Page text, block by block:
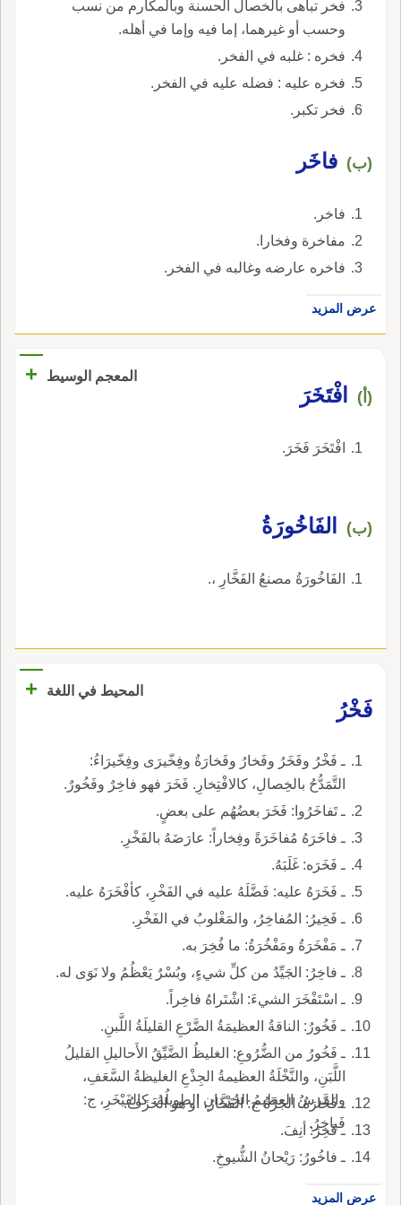
فخر تباهى بالخصال الحسنة وبالمكارم من نسب
وحسب أو غيرهما، إما فيه وإما في أهله.
فخره : غلبه في الفخر.
فخره عليه : فضله عليه في الفخر.
فخر تكبر.
(ب) فاخَر
فاخر.
مفاخرة وفخارا.
فاخره عارضه وغالبه في الفخر.
عرض المزيد
المعجم الوسيط +
(أ) افْتَخَرَ
افْتَخَرَ فَخَرَ.
(ب) الفَاخُورَةُ
الفَاخُورَةُ مصنعُ الفَخَّارِ ،.
المحيط في اللغة
+
فَخْرُ
ـ فَخْرُ وفَخَرُ وفَخارُ وفَخارَةُ وفِخّيرَى وفِخّيرَاءُ:
التَّمَدُّحُ بالخِصالِ، كالافْتِخارِ. فَخَرَ فهو فاخِرٌ وفَخُورٌ.
ـ تَفاخَرُوا: فَخَرَ بعضُهُم على بعضٍ.
ـ فاخَرَهُ مُفاخَرَةً وفِخاراً: عارَضَهُ بالفَخْرِ.
ـ فَخَرَه: غَلَبَهُ.
ـ فَخَرَهُ عليه: فَضَّلَهُ عليه في الفَخْرِ، كأفْخَرَهُ عليه.
ـ فَخِيرُ: المُفاخِرُ، والمَغْلوبُ في الفَخْرِ.
ـ مَفْخَرَةُ ومَفْخُرَةُ: ما فُخِرَ به.
ـ فاخِرُ: الجَيِّدُ من كلِّ شيءٍ، وبُسْرٌ يَعْظُمُ ولا نَوَى له.
ـ اسْتَفْخَرَ الشيءَ: اشْتَراهُ فاخِراً.
ـ فَخُورُ: الناقةُ العظيمَةُ الضَّرْعِ القليلَةُ اللَّبنِ.
ـ فَخُورُ من الضُّرُوعِ: الغليظُ الضَّيِّقُ الأَحاليلِ القليلُ
اللَّبَنِ، والنَّخْلَةُ العظيمةُ الجِذْعِ الغليظةُ السَّعَفِ،
والفرسُ العظيمُ الجُرْدانِ الطويلُهُ، كالفَيْخَرِ، ج:
فَياخِرُ.
ـ فَخَّارَةُ: الجَرَّةُ ج: الفَخَّارُ، أو هو الخَزَفُ.
ـ فَخِرَ: أنِفَ.
ـ فاخُورُ: رَيْحانُ الشُّيوخِ.
عرض المزيد